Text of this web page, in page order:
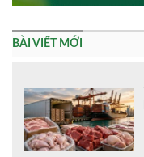
BÀI VIẾT MỚI